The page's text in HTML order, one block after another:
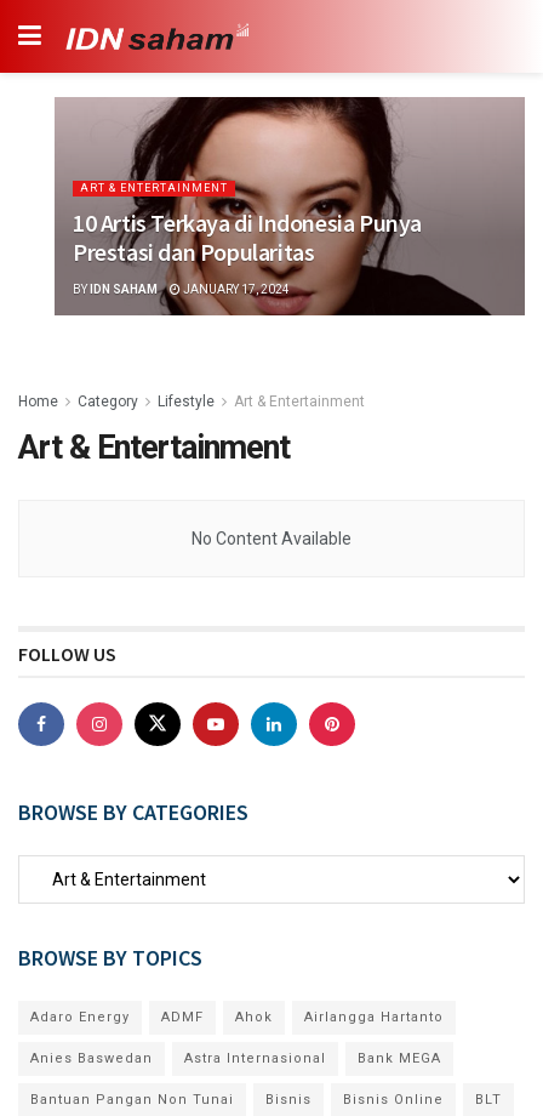
ART & ENTERTAINMENT
10 Artis Terkaya di Indonesia Punya
Prestasi dan Popularitas
BY IDN SAHAM JANUARY 17, 2024
Home Category Lifestyle Art & Entertainment
Art & Entertainment
No Content Available
FOLLOW US
BROWSE BY CATEGORIES
BROWSE BY TOPICS
Adaro Energy ADMF Ahok Airlangga Hartanto
Anies Baswedan Astra Internasional Bank MEGA
Bantuan Pangan Non Tunai Bisnis Bisnis Online BLT